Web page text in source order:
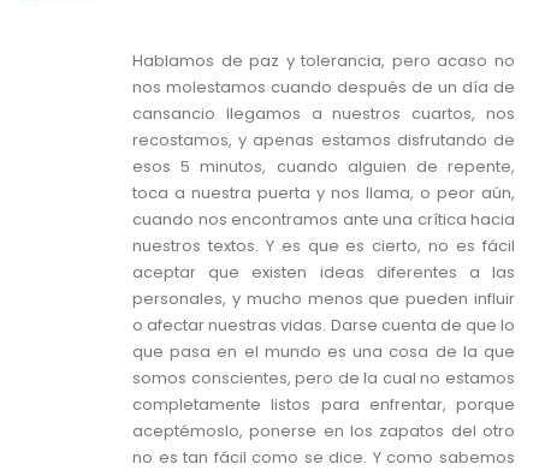
Hablamos de paz y tolerancia, pero acaso no
nos molestamos cuando después de un día de
cansancio llegamos a nuestros cuartos, nos
recostamos, y apenas estamos disfrutando de
esos 5 minutos, cuando alguien de repente,
toca a nuestra puerta y nos llama, o peor aún,
cuando nos encontramos ante una crítica hacia
nuestros textos. Y es que es cierto, no es fácil
aceptar que existen ideas diferentes a las
personales, y mucho menos que pueden influir
o afectar nuestras vidas. Darse cuenta de que lo
que pasa en el mundo es una cosa de la que
somos conscientes, pero de la cual no estamos
completamente listos para enfrentar, porque
aceptémoslo, ponerse en los zapatos del otro
no es tan fácil como se dice. Y como sabemos